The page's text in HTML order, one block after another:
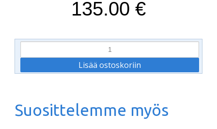
135.00 €
Suosittelemme myös